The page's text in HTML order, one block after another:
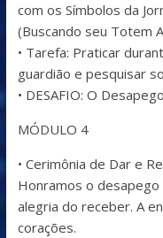
com os Símbolos da
(Buscando seu Totem
• Tarefa: Praticar
guardião e pesquisar
• DESAFIO: O Desapego
MÓDULO 4
• Cerimônia de Dar e
Honramos o desapego
alegria do receber. A
corações.